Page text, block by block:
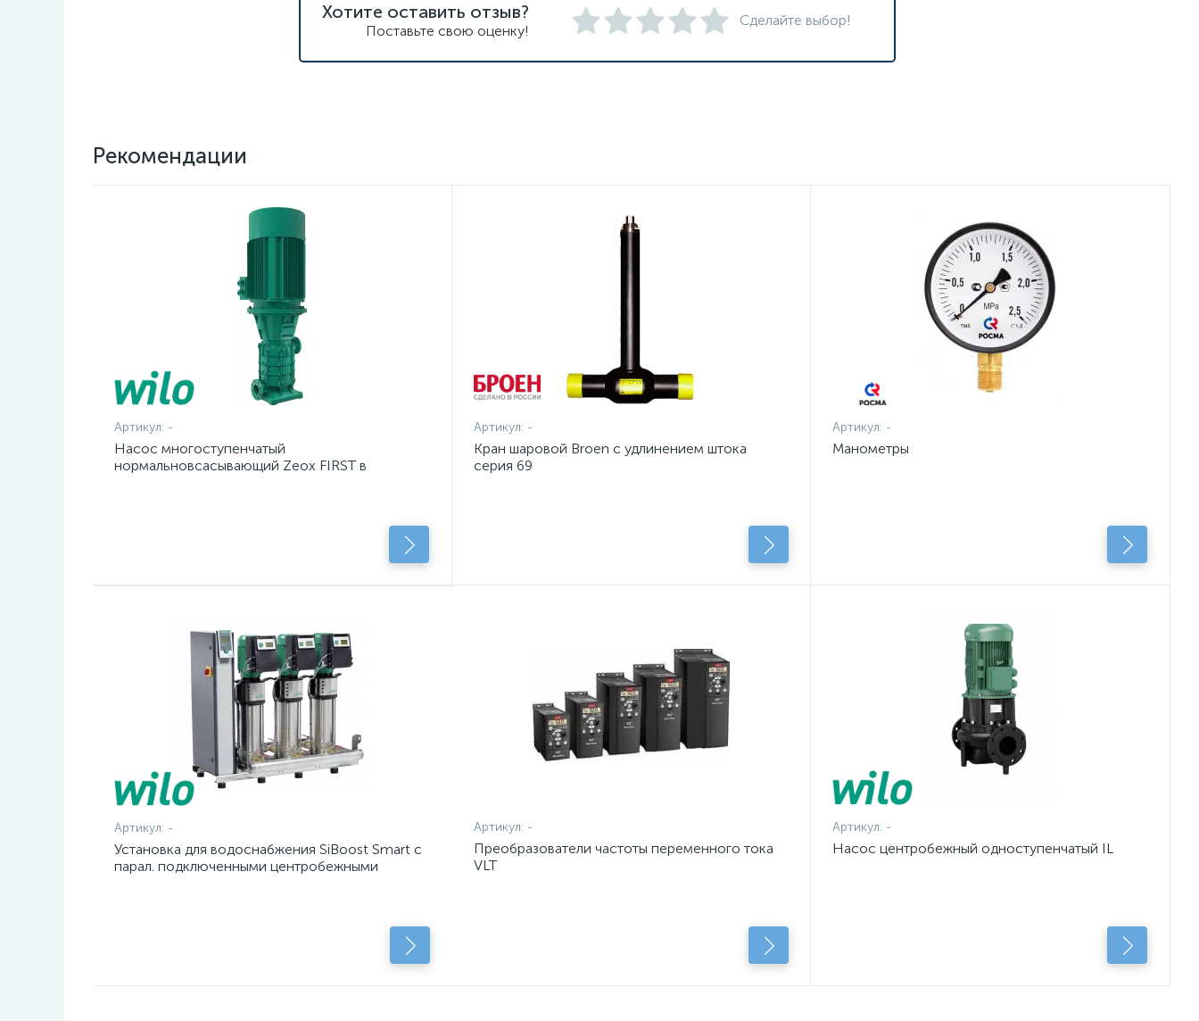
Хотите оставить отзыв?
Поставьте свою оценку!
Сделайте выбор!
Рекомендации
Артикул: -
Насос многоступенчатый
нормальновсасывающий Zeox FIRST в
Артикул: -
Кран шаровой Broen с удлинением штока
серия 69
Артикул: -
Манометры
Артикул: -
Установка для водоснабжения SiBoost Smart с
парал. подключенными центробежными
Артикул: -
Преобразователи частоты переменного тока
VLT
Артикул: -
Насос центробежный одноступенчатый IL